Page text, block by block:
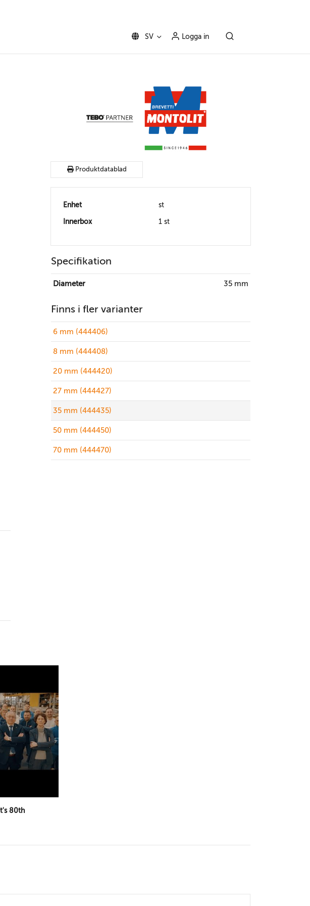
SV Logga in
Produktdatablad
Enhet st
Innerbox 1 st
Specifikation
Diameter 35 mm
Finns i fler varianter
6 mm (444406)
8 mm (444408)
20 mm (444420)
27 mm (444427)
35 mm (444435)
50 mm (444450)
70 mm (444470)
80th